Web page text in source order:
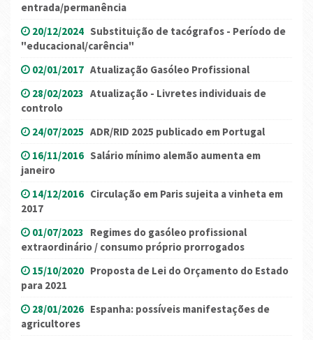
entrada/permanência
20/12/2024 Substituição de tacógrafos - Período de
"educacional/carência"
02/01/2017 Atualização Gasóleo Profissional
28/02/2023 Atualização - Livretes individuais de
controlo
24/07/2025 ADR/RID 2025 publicado em Portugal
16/11/2016 Salário mínimo alemão aumenta em
janeiro
14/12/2016 Circulação em Paris sujeita a vinheta em
2017
01/07/2023 Regimes do gasóleo profissional
extraordinário / consumo próprio prorrogados
15/10/2020 Proposta de Lei do Orçamento do Estado
para 2021
28/01/2026 Espanha: possíveis manifestações de
agricultores